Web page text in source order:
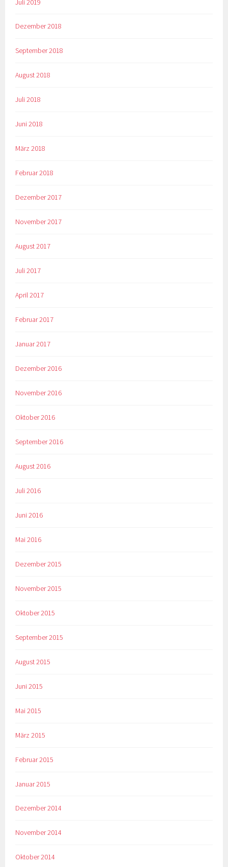
Dezember 2018
September 2018
August 2018
Juli 2018
Juni 2018
März 2018
Februar 2018
Dezember 2017
November 2017
August 2017
Juli 2017
April 2017
Februar 2017
Januar 2017
Dezember 2016
November 2016
Oktober 2016
September 2016
August 2016
Juli 2016
Juni 2016
Mai 2016
Dezember 2015
November 2015
Oktober 2015
September 2015
August 2015
Juni 2015
Mai 2015
März 2015
Februar 2015
Januar 2015
Dezember 2014
November 2014
Oktober 2014